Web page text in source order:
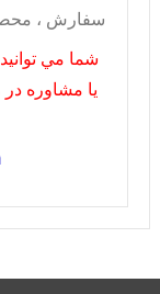
سفارش ،
شما مي
يا مشاوره در